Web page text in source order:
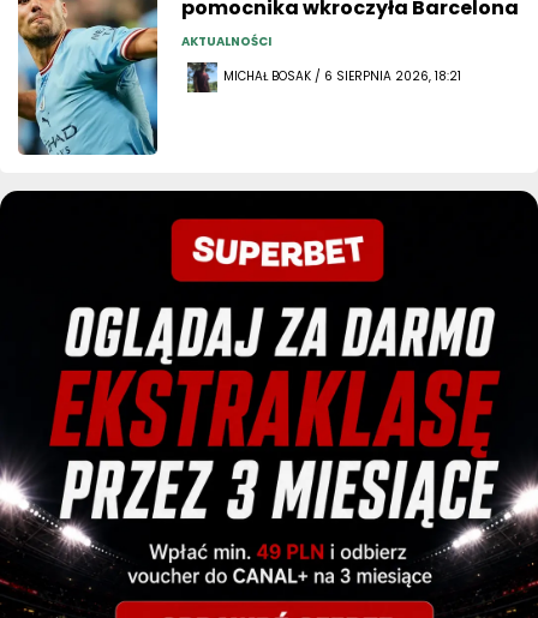
pomocnika wkroczyła Barcelona
AKTUALNOŚCI
MICHAŁ BOSAK / 6 SIERPNIA 2026, 18:21